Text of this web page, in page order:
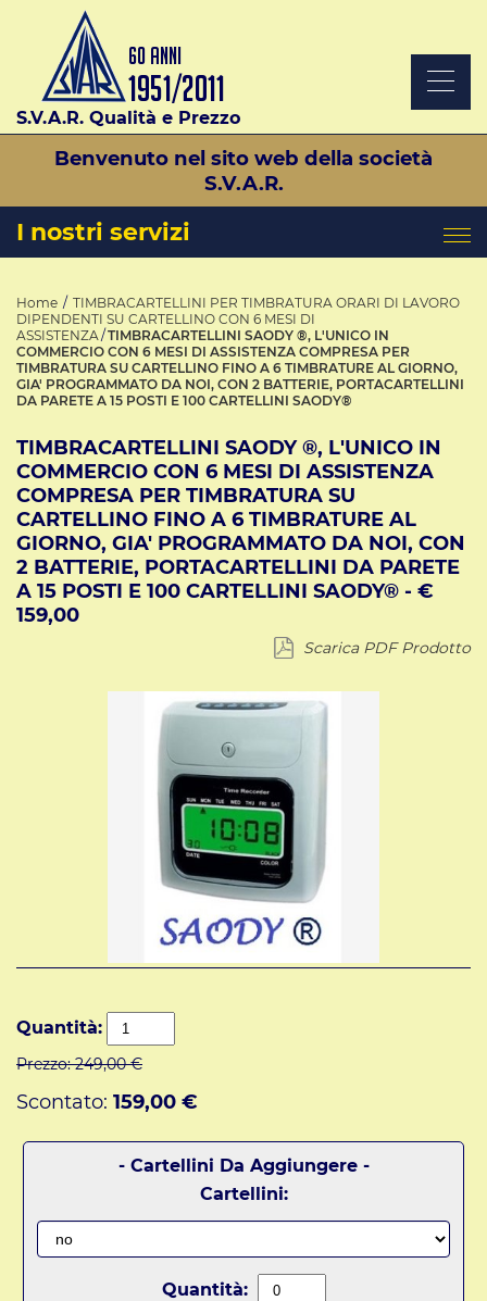
S.V.A.R. Qualità e Prezzo
Benvenuto nel sito web della società
S.V.A.R.
I nostri servizi
Home
TIMBRACARTELLINI PER TIMBRATURA ORARI DI LAVORO
DIPENDENTI SU CARTELLINO CON 6 MESI DI
ASSISTENZA TIMBRACARTELLINI SAODY ®, L'UNICO IN
COMMERCIO CON 6 MESI DI ASSISTENZA COMPRESA PER
TIMBRATURA SU CARTELLINO FINO A 6 TIMBRATURE AL GIORNO,
GIA' PROGRAMMATO DA NOI, CON 2 BATTERIE, PORTACARTELLINI
DA PARETE A 15 POSTI E 100 CARTELLINI SAODY®
TIMBRACARTELLINI SAODY ®, L'UNICO IN
COMMERCIO CON 6 MESI DI ASSISTENZA
COMPRESA PER TIMBRATURA SU
CARTELLINO FINO A 6 TIMBRATURE AL
GIORNO, GIA' PROGRAMMATO DA NOI, CON
2 BATTERIE, PORTACARTELLINI DA PARETE
A 15 POSTI E 100 CARTELLINI SAODY® - €
159,00
Scarica PDF Prodotto
Quantità:
Prezzo:249,00 €
Scontato: 159,00 €
- Cartellini Da Aggiungere -
Cartellini:
Quantità: